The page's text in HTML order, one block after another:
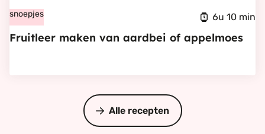
Fruitleer
maken
snoepjes 6u 10 min
Fruitleer maken van aardbei of appelmoes
Alle recepten